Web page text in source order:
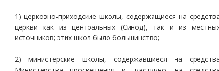
1) церковно-приходские школы, содержащиеся на
церкви как из центральных (Синод), так и из
источников; этих школ было большинство;
2) министерские школы, содержавшиеся на